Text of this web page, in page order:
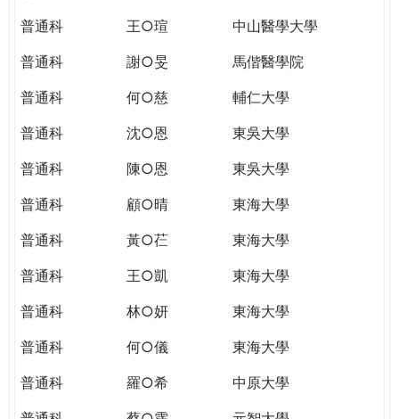
普通科
王○瑄
中山醫學大學
普通科
謝○旻
馬偕醫學院
普通科
何○慈
輔仁大學
普通科
沈○恩
東吳大學
普通科
陳○恩
東吳大學
普通科
顧○晴
東海大學
普通科
黃○芢
東海大學
普通科
王○凱
東海大學
普通科
林○妍
東海大學
普通科
何○儀
東海大學
普通科
羅○希
中原大學